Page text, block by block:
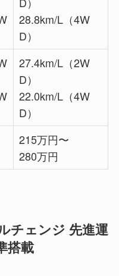
28.8km/L（4W
D）
27.4km/L（2W
D）
22.0km/L（4W
D）
215万円〜
280万円
チェンジ 先進運
搭載